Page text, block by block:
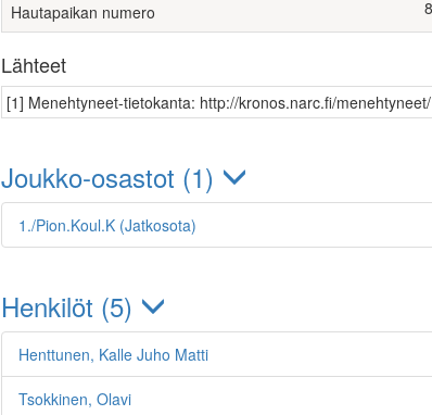
Hautapaikan numero
Lähteet
[1] Menehtyneet-tietokanta: http://kronos.narc.fi/menehtyneet/
Joukko-osastot (1)
1./Pion.Koul.K (Jatkosota)
Henkilöt (5)
Henttunen, Kalle Juho Matti
Tsokkinen, Olavi